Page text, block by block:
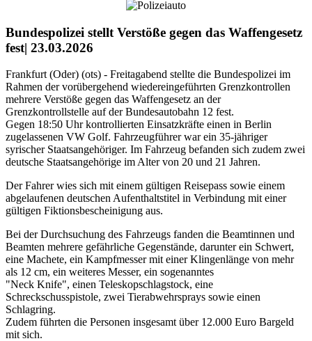
Bundespolizei stellt Verstöße gegen das Waffengesetz
fest| 23.03.2026
Frankfurt (Oder) (ots) - Freitagabend stellte die Bundespolizei im
Rahmen der vorübergehend wiedereingeführten Grenzkontrollen
mehrere Verstöße gegen das Waffengesetz an der
Grenzkontrollstelle auf der Bundesautobahn 12 fest.
Gegen 18:50 Uhr kontrollierten Einsatzkräfte einen in Berlin
zugelassenen VW Golf. Fahrzeugführer war ein 35-jähriger
syrischer Staatsangehöriger. Im Fahrzeug befanden sich zudem zwei
deutsche Staatsangehörige im Alter von 20 und 21 Jahren.
Der Fahrer wies sich mit einem gültigen Reisepass sowie einem
abgelaufenen deutschen Aufenthaltstitel in Verbindung mit einer
gültigen Fiktionsbescheinigung aus.
Bei der Durchsuchung des Fahrzeugs fanden die Beamtinnen und
Beamten mehrere gefährliche Gegenstände, darunter ein Schwert,
eine Machete, ein Kampfmesser mit einer Klingenlänge von mehr
als 12 cm, ein weiteres Messer, ein sogenanntes
"Neck Knife", einen Teleskopschlagstock, eine
Schreckschusspistole, zwei Tierabwehrsprays sowie einen
Schlagring.
Zudem führten die Personen insgesamt über 12.000 Euro Bargeld
mit sich.